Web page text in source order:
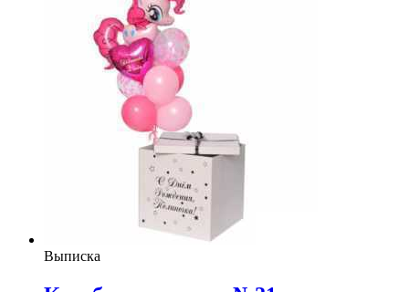
Выписка